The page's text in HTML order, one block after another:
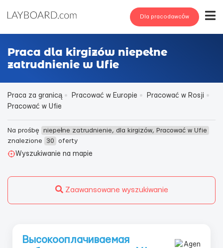
Dla pracodawców
Praca dla kirgizów niepełne
zatrudnienie w Ufie
Praca za granicą Pracować w Europie
Pracować w Rosji
Pracować w Ufie
Na prośbę niepełne zatrudnienie, dla kirgizów, Pracować w Ufie
znalezione
30
oferty
Wyszukiwanie na mapie
Zaawansowane wyszukiwanie
Высокооплачиваемая